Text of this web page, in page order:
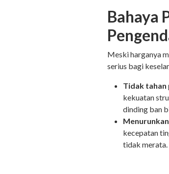
Bahaya
Meski harganya
serius bagi
Tidak tahan
kekuatan
dinding ban
kecepatan
tidak merata.